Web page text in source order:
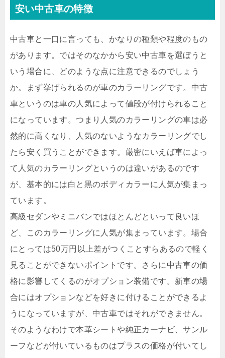
安い中古車の特徴
中古車と一口に言っても、かなりの種類や程度のもの
があります。ではそのなかから安い中古車を選ぼうと
いう場合に、どのような点に注意できるのでしょう
か。まず挙げられるのが車のカラーリングです。中古
車というのは車の人気によって値段が付けられること
になっています。つまり人気のカラーリングの車は必
然的に高くなり、人気のないようなカラーリングでし
たら安く買うことができます。厳密にいえば車によっ
て人気のカラーリングというのは違いがあるのです
が、基本的には白と黒のボディカラーに人気が集まっ
ています。
高級セダンやミニバンではほとんどといって良いほ
ど、このカラーリングに人気が集まっています。場合
にとっては50万円以上差がつくことすらあるので軽く
見ることができないポイントです。さらに中古車の価
格に影響してくるのがオプション装備です。新車の場
合にはオプションなどを好きに付けることができるよ
うになっていますが、中古車ではそれができません。
そのようなわけで本革シートや純正カーナビ、サンル
ーフなどが付いているものはプラスの価格が付いてし